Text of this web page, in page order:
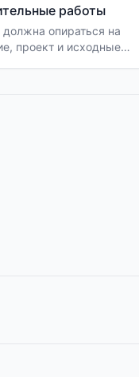
работы
опираться на
проект и исходные